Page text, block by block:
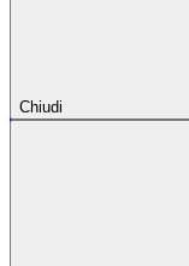
Chiudi